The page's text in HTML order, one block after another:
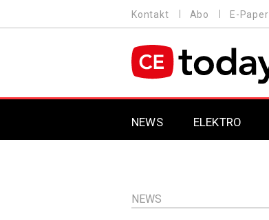
zum
MENU
Kontakt Abo E-Paper
MAIN NAVIGATION
NEWS ELEKTRO
NEWS